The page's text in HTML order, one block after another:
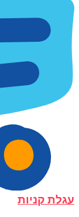
עגלת קניות